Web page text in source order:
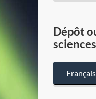
Dépôt
Français